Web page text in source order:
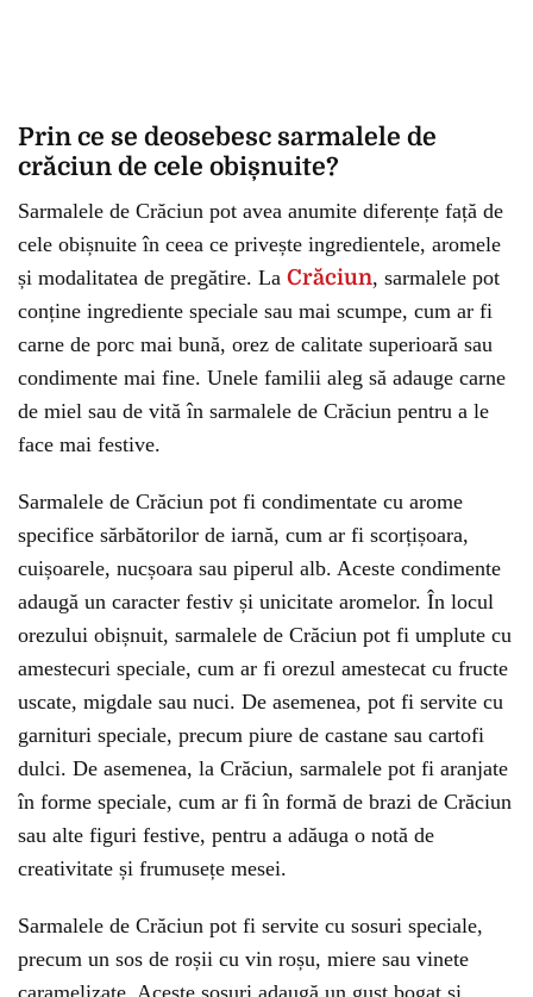
Prin ce se deosebesc sarmalele de
crăciun de cele obișnuite?
Sarmalele de Crăciun pot avea anumite diferențe față de
cele obișnuite în ceea ce privește ingredientele, aromele
și modalitatea de pregătire. La Crăciun, sarmalele pot
conține ingrediente speciale sau mai scumpe, cum ar fi
carne de porc mai bună, orez de calitate superioară sau
condimente mai fine. Unele familii aleg să adauge carne
de miel sau de vită în sarmalele de Crăciun pentru a le
face mai festive.
Sarmalele de Crăciun pot fi condimentate cu arome
specifice sărbătorilor de iarnă, cum ar fi scorțișoara,
cuișoarele, nucșoara sau piperul alb. Aceste condimente
adaugă un caracter festiv și unicitate aromelor. În locul
orezului obișnuit, sarmalele de Crăciun pot fi umplute cu
amestecuri speciale, cum ar fi orezul amestecat cu fructe
uscate, migdale sau nuci. De asemenea, pot fi servite cu
garnituri speciale, precum piure de castane sau cartofi
dulci. De asemenea, la Crăciun, sarmalele pot fi aranjate
în forme speciale, cum ar fi în formă de brazi de Crăciun
sau alte figuri festive, pentru a adăuga o notă de
creativitate și frumusețe mesei.
Sarmalele de Crăciun pot fi servite cu sosuri speciale,
precum un sos de roșii cu vin roșu, miere sau vinete
caramelizate. Aceste sosuri adaugă un gust bogat și